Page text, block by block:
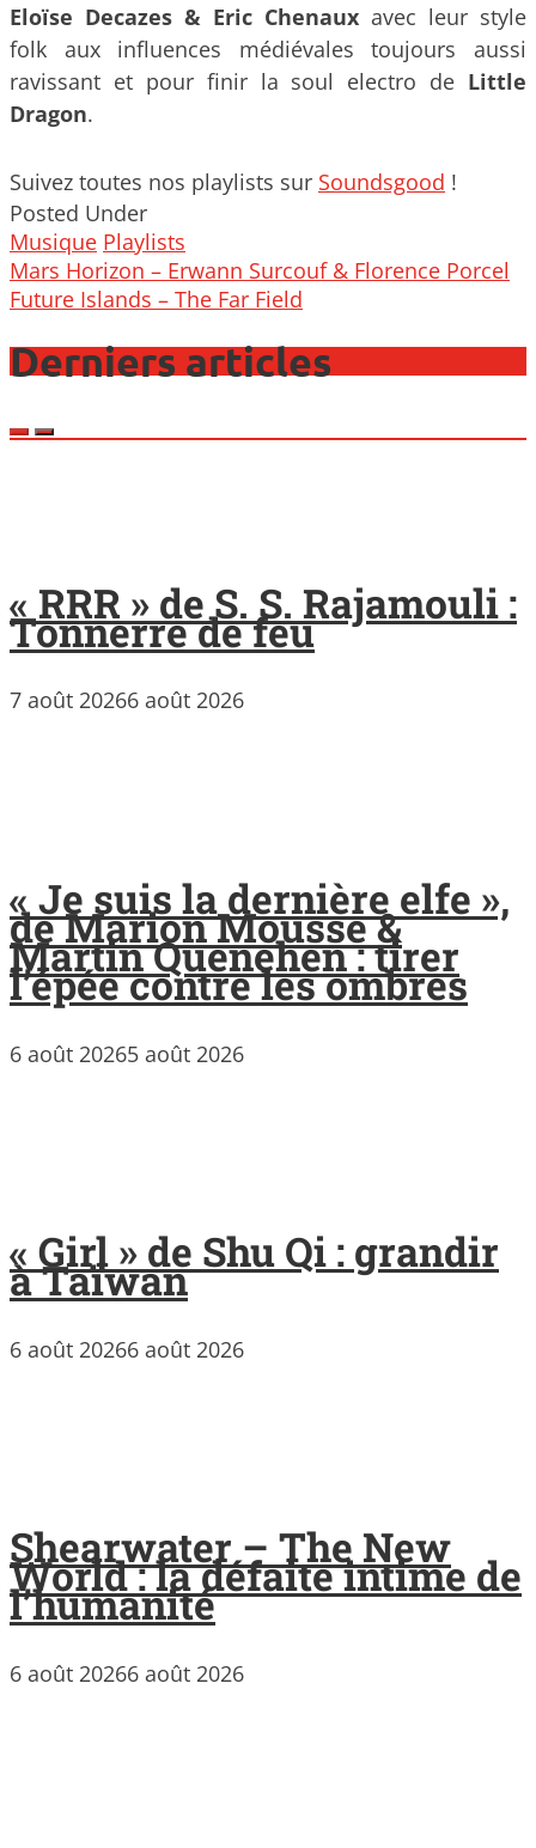
Eloïse Decazes & Eric Chenaux avec leur style
folk aux influences médiévales toujours aussi
ravissant et pour finir la soul electro de Little
Dragon.
Suivez toutes nos playlists sur Soundsgood !
Posted Under
Musique Playlists
Post
navigation
Mars Horizon – Erwann Surcouf & Florence Porcel
Future Islands – The Far Field
Derniers articles
« RRR » de S. S. Rajamouli :
Tonnerre de feu
7 août 20266 août 2026
« Je suis la dernière elfe »,
de Marion Mousse &
Martin Quenehen : tirer
l’épée contre les ombres
6 août 20265 août 2026
« Girl » de Shu Qi : grandir
à Taïwan
6 août 20266 août 2026
Shearwater – The New
World : la défaite intime de
l’humanité
6 août 20266 août 2026